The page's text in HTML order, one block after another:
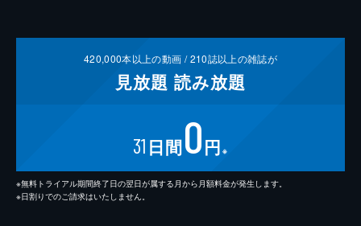
420,000本以上の動画 /210誌以上の雑誌が
見放題 読み放題
31 日間0円 ※
※無料トライアル期間終了日の翌日が属する月から月額料金が発生します。
※日割りでのご請求はいたしません。